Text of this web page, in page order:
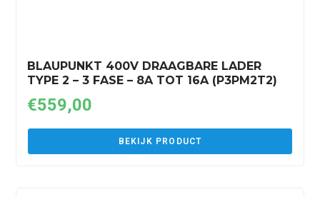
BLAUPUNKT 400V DRAAGBARE LADER
TYPE 2 – 3 FASE – 8A TOT 16A (P3PM2T2)
€559,00
BEKIJK PRODUCT